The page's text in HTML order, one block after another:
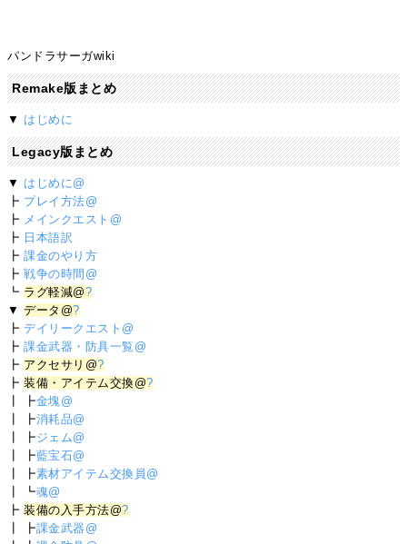
パンドラサーガwiki
Remake版まとめ
▼ はじめに
Legacy版まとめ
▼ はじめに@
┣ プレイ方法@
┣ メインクエスト@
┣ 日本語訳
┣課金のやり方
┣戦争の時間@
┗ ラグ軽減@?
▼データ@?
┣デイリークエスト@
┣課金武器・防具一覧@
┣ アクセサリ@?
┣装備・アイテム交換@?
┃ ┣金塊@
┃ ┣消耗品@
┃ ┣ジェム@
┃ ┣藍宝石@
┃ ┣素材アイテム交換員@
┃ ┗魂@
┣装備の入手方法@?
┃ ┣課金武器@